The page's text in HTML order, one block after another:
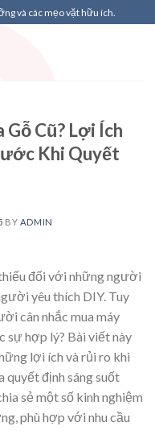
và các mẹo vặt hữu ích.
Cũ? Lợi Ích
Khi Quyết
BY ADMIN
đối với những người
yêu thích DIY. Tuy
cân nhắc mua máy
sự hợp lý? Bài viết này
lợi ích và rủi ro khi
quyết định sáng suốt
sẻ một số kinh nghiệm
phù hợp với nhu cầu